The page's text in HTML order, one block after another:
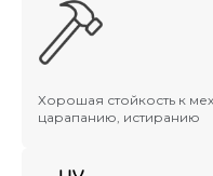
Хорошая стойкость к
царапанию, истиранию